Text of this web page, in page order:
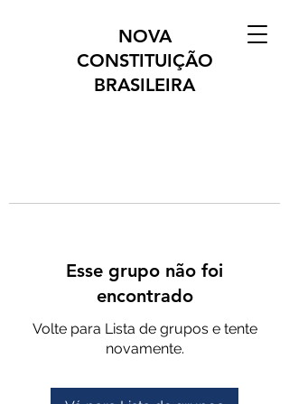
NOVA
CONSTITUIÇÃO
BRASILEIRA
Esse grupo não foi
encontrado
Volte para Lista de grupos e tente
novamente.